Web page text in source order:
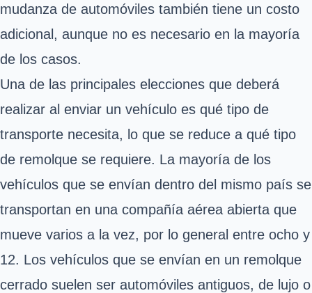
mudanza de automóviles también tiene un costo
adicional, aunque no es necesario en la mayoría
de los casos.
Una de las principales elecciones que deberá
realizar al enviar un vehículo es qué tipo de
transporte necesita, lo que se reduce a qué tipo
de remolque se requiere. La mayoría de los
vehículos que se envían dentro del mismo país se
transportan en una compañía aérea abierta que
mueve varios a la vez, por lo general entre ocho y
12. Los vehículos que se envían en un remolque
cerrado suelen ser automóviles antiguos, de lujo o